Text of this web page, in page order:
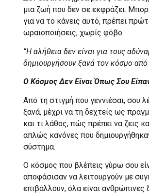
μια ζωή που δεν σε εκφράζει.
για να το κάνεις αυτό, πρέπει
ωραιοποιήσεις, χωρίς φόβο.
“Η αλήθεια δεν είναι για τους
δημιουργήσουν ξανά τον κόσμο από
Ο Κόσμος Δεν Είναι Όπως Σου
Από τη στιγμή που γεννιέσαι, σου
ξανά, μέχρι να τη δεχτείς ως
και τι λάθος, πώς πρέπει να ζεις
απλώς κανόνες που
σύστημα.
Ο κόσμος που βλέπεις γύρω σου
αποφάσισαν να λειτουργούν με
επιβάλλουν, όλα είναι